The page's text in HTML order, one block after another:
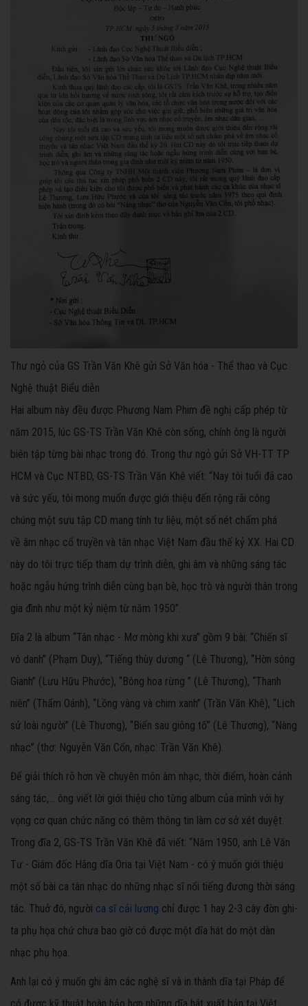
Thư ngỏ của GS Trần Văn Khê gửi Sở Văn hóa - Thể thao và Cục
Nghệ thuật Biểu diễn
Hai album này đều được Phương Nam Phim đề nghị cấp phép từ
năm 2015, lúc GS-TS Trần Văn Khê còn sống, chính ông là người
biên tập từng bài nhạc trong đó. Trong thư ngỏ gửi Sở VH-TT TP
HCM và Cục NTBD, GS-TS Trần Văn Khê viết: “Nay tôi tuổi đã cao
và sức yếu, tôi mong muốn được giới thiệu đến rộng rãi công
chúng một sưu tập CD mang tính tư liệu, một số nét chấm phá
về âm nhạc cổ truyền và tân nhạc Việt Nam đầu thế kỷ XX. Hai CD
này do tôi trực tiếp tham dự trình diễn, ghi âm và những sáng tác
hoặc ngẫu hứng trình diễn cùng bạn bè, học trò và người thân trong
gia đình như một kỷ niệm từ năm 1950”.
Đĩa 2 là album “Tân nhạc - Mơ mòng khi xưa” gồm 9 bài: “Chiến sĩ
vô danh” (Phạm Duy), “Tiếng thùy dương “ (Lê Thương), “Hờn sông
Gianh” (Lưu Hữu Phước), “Bông hoa rừng ” (Lê Thương), “Thanh
niên” (Thẩm Oánh), “Lồng vàng và chim xanh” (Trần Văn Khê), “Lịch
sử loài người” (Lê Thương), “Biển sau giông tố” (Lê Thương), “Nàng
nhạc” (thơ: Nguyễn Văn Cổn, nhạc: Trần Văn Khê).
Để giải thích rõ hơn về chuyên môn âm nhạc, thời điểm, hoàn cảnh
sáng tác,… ông viết lời giới thiệu cho từng album của mình với hy
vọng cơ quan chức năng có thêm thông tin làm cơ sở xét duyệt.
Trong đĩa 2, GS-TS Trần Văn Khê đã viết: “Năm 1950, anh Lê Văn
Tư - Giám đốc Hãng dĩa Oria tại Việt Nam - có ý muốn giới thiệu
một số bài ca tân nhạc do những nhạc sĩ nổi tiếng đương thời sáng
tác. Thuở đó, người ca sĩ cải lương chỉ được 1 hay 2-3 cây đờn ghi-
ta phụ họa chứ chưa bao giờ có được một dĩa hát do một dàn
nhạc phụ họa.
Anh lại có ý muốn ghi âm các nghệ sĩ và in thành dĩa tại Pháp để